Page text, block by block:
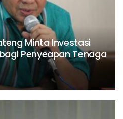
Minta Investasi
Penyeapan Tenaga